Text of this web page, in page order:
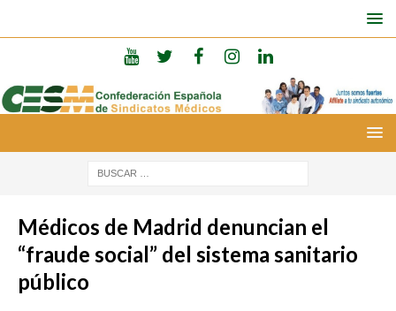
Médicos de Madrid denuncian el
“fraude social” del sistema sanitario
público